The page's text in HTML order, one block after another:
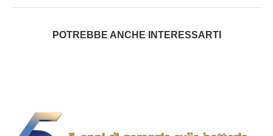
POTREBBE ANCHE INTERESSARTI